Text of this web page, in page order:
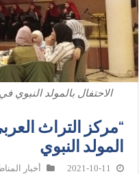
الاحتفال بالمولد
“مركز التراث
المولد النبوي
2021-10-11 أخبار